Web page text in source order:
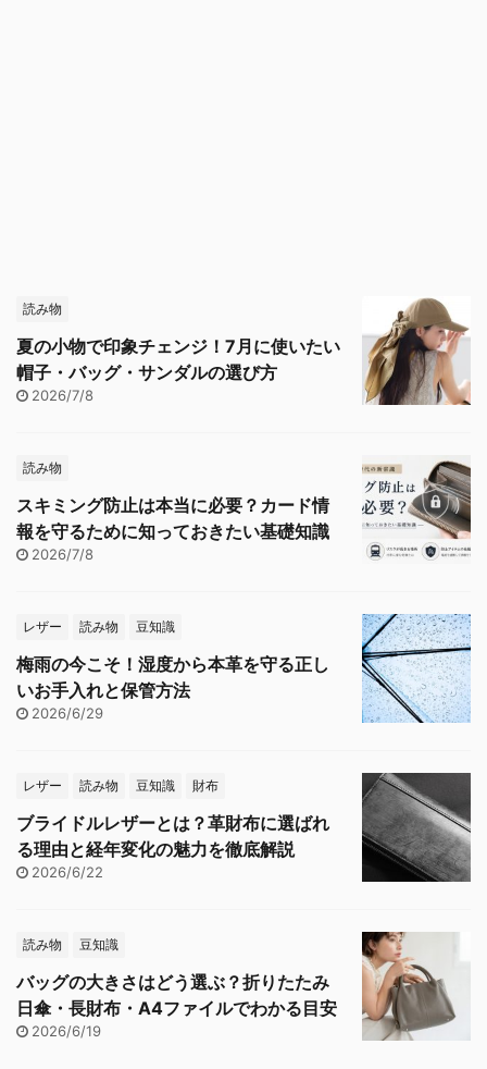
読み物
夏の小物で印象チェンジ！7月に使いたい
帽子・バッグ・サンダルの選び方
2026/7/8
読み物
スキミング防止は本当に必要？カード情
報を守るために知っておきたい基礎知識
2026/7/8
レザー 読み物 豆知識
梅雨の今こそ！湿度から本革を守る正し
いお手入れと保管方法
2026/6/29
レザー 読み物 豆知識 財布
ブライドルレザーとは？革財布に選ばれ
る理由と経年変化の魅力を徹底解説
2026/6/22
読み物 豆知識
バッグの大きさはどう選ぶ？折りたたみ
日傘・長財布・A4ファイルでわかる目安
2026/6/19